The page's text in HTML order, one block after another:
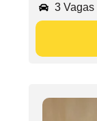
3 Vagas